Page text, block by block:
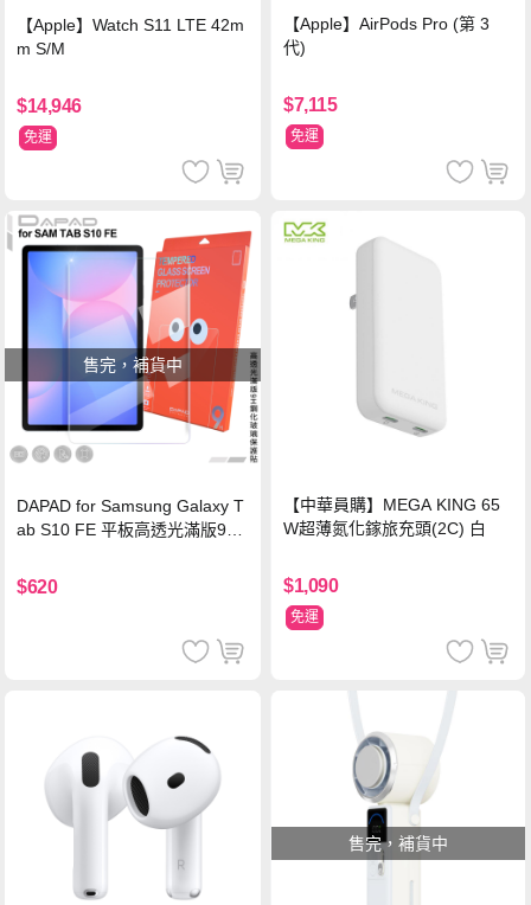
【Apple】Watch S11 LTE 42m
m S/M
$14,946
免運
【Apple】AirPods Pro (第 3
代)
$7,115
免運
售完，補貨中
DAPAD for Samsung Galaxy T
ab S10 FE 平板高透光滿版9H
$620
【中華員購】MEGA KING 65
W超薄氮化鎵旅充頭(2C) 白
$1,090
免運
售完，補貨中